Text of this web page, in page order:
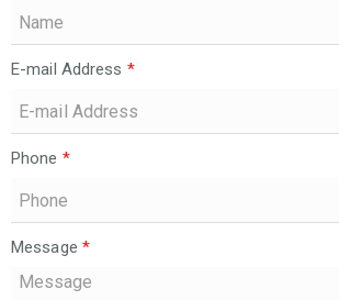
E-mail Address *
Phone *
Message *